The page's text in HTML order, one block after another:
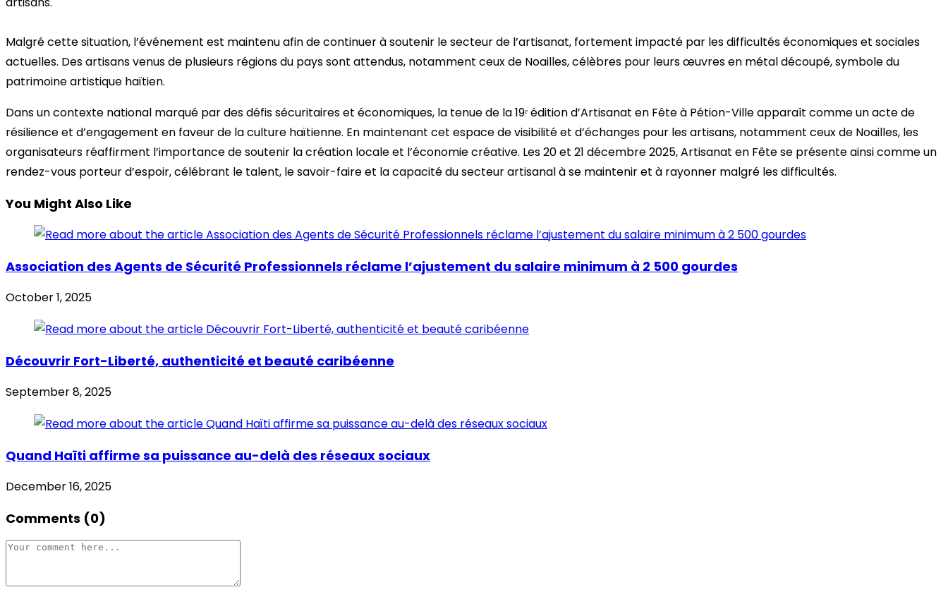
Malgré cette situation, l’événement est maintenu afin de continuer à soutenir le secteur de l’artisanat, fortement impacté par les difficultés économiques et sociales
actuelles. Des artisans venus de plusieurs régions du pays sont attendus, notamment ceux de Noailles, célèbres pour leurs œuvres en métal découpé, symbole du
patrimoine artistique haïtien.
Dans un contexte national marqué par des défis sécuritaires et économiques, la tenue de la 19ᵉ édition d’Artisanat en Fête à Pétion-Ville apparaît comme un acte de
résilience et d’engagement en faveur de la culture haïtienne. En maintenant cet espace de visibilité et d’échanges pour les artisans, notamment ceux de Noailles, les
organisateurs réaffirment l’importance de soutenir la création locale et l’économie créative. Les 20 et 21 décembre 2025, Artisanat en Fête se présente ainsi comme un
rendez-vous porteur d’espoir, célébrant le talent, le savoir-faire et la capacité du secteur artisanal à se maintenir et à rayonner malgré les difficultés.
You Might Also Like
Association des Agents de Sécurité Professionnels réclame l’ajustement du salaire minimum à 2 500 gourdes
October 1, 2025
Découvrir Fort-Liberté, authenticité et beauté caribéenne
September 8, 2025
Quand Haïti affirme sa puissance au-delà des réseaux sociaux
December 16, 2025
Comments (0)
Comment